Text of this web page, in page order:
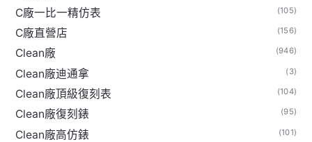
C廠一比一精仿表 (105)
C廠直營店 (156)
Clean廠 (946)
Clean廠迪通拿 (3)
Clean廠頂級復刻表 (104)
Clean廠復刻錶 (95)
Clean廠高仿錶 (101)